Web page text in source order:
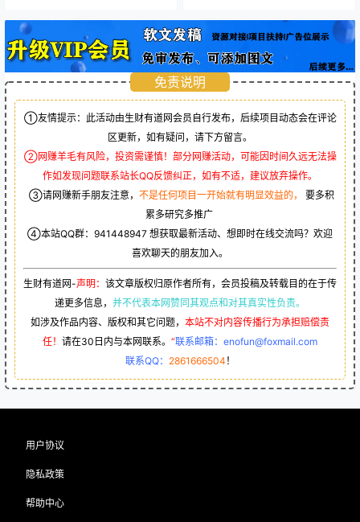
免责说明
①友情提示：此活动由生财有道网会员自行发布，后续项目动态会在评论
区更新，如有疑问，请下方留言。
②网赚羊毛有风险，投资需谨慎！部分网赚活动，可能因时间久远无法操
作如发现问题联系站长QQ反馈纠正，如有不适，建议放弃操作。
③请网赚新手朋友注意， 不是任何项目一开始就有明显效益的，
要多积
累多研究多推广
④本站QQ群： 941448947 想获取最新活动、想即时在线交流吗？欢迎
喜欢聊天的朋友加入。
生财有道网-声明： 该文章版权归原作者所有，会员投稿及转载目的在于传
递更多信息， 并不代表本网赞同其观点和对其真实性负责。
如涉及作品内容、版权和其它问题， 本站不对内容传播行为承担赔偿责
任！ 请在30日内与本网联系。 “联系邮箱：enofun@foxmail.com
联系QQ： 2861666504 ！
用户协议
隐私政策
帮助中心